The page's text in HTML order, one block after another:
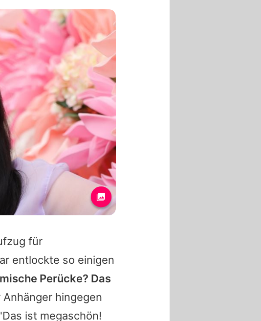
für
entlockte so einigen
Perücke? Das
hingegen
ist megaschön!